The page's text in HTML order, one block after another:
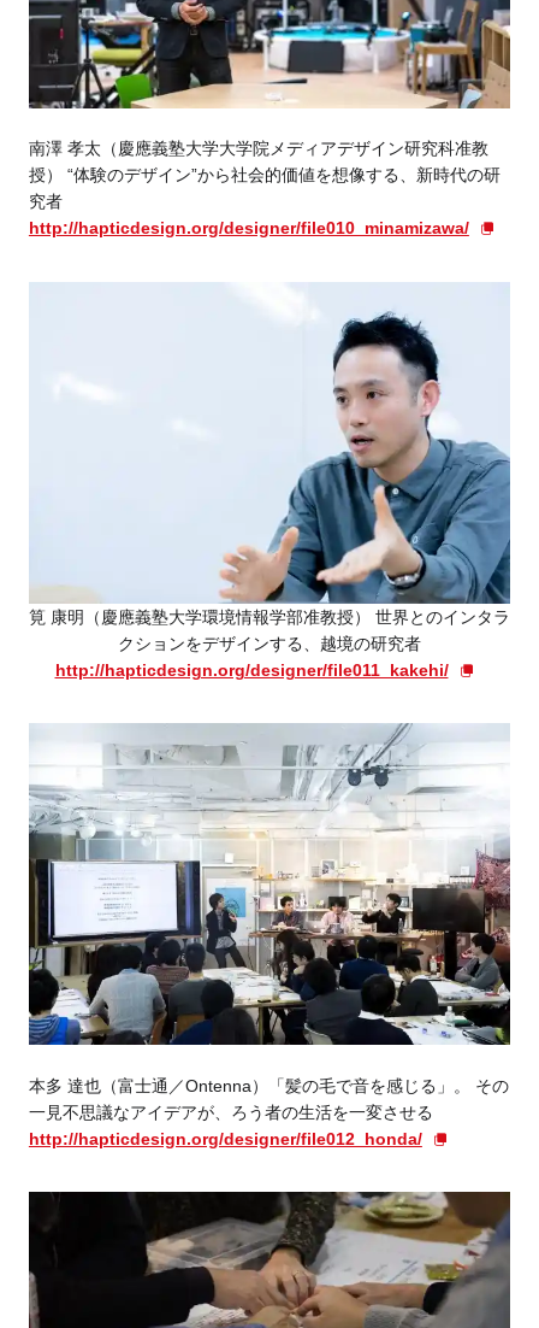
南澤 孝太（慶應義塾大学大学院メディアデザイン研究科准教
授） “体験のデザイン”から社会的価値を想像する、新時代の研
究者
http://hapticdesign.org/designer/file010_minamizawa/
筧 康明（慶應義塾大学環境情報学部准教授） 世界とのインタラ
クションをデザインする、越境の研究者
http://hapticdesign.org/designer/file011_kakehi/
本多 達也（富士通／Ontenna）「髪の毛で音を感じる」。 その
一見不思議なアイデアが、ろう者の生活を一変させる
http://hapticdesign.org/designer/file012_honda/